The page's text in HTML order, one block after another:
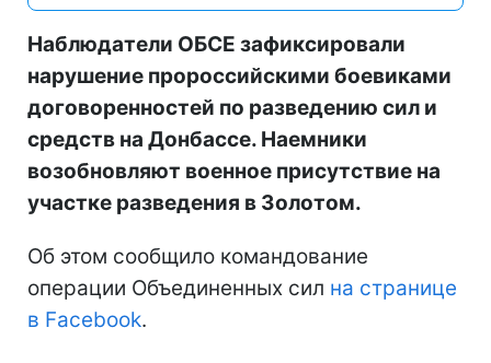
Наблюдатели ОБСЕ зафиксировали
нарушение пророссийскими боевиками
договоренностей по разведению сил и
средств на Донбассе. Наемники
возобновляют военное присутствие на
участке разведения в Золотом.
Об этом сообщило командование
операции Объединенных сил на странице
в Facebook.